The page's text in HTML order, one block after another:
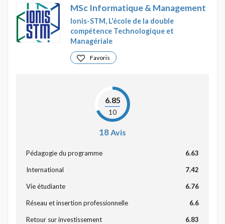
MSc Informatique & Management
Ionis-STM, L'école de la double
compétence Technologique et
Managériale
Favoris
6.85
10
18 Avis
Pédagogie du programme 6.63
International 7.42
Vie étudiante 6.76
Réseau et insertion professionnelle 6.6
Retour sur investissement 6.83